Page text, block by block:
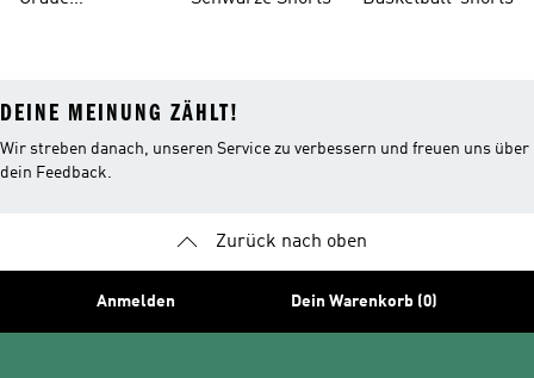
DEINE MEINUNG ZÄHLT!
Wir streben danach, unseren Service zu verbessern und freuen uns über
dein Feedback.
Zurück nach oben
Anmelden Dein Warenkorb (0)